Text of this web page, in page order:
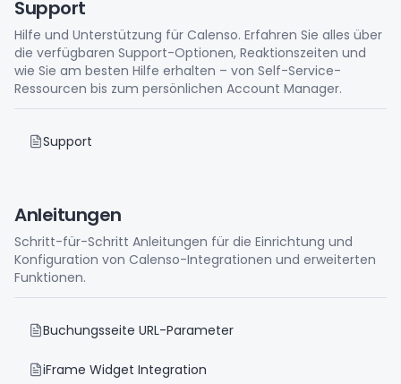
Support
Hilfe und Unterstützung für Calenso. Erfahren Sie alles über
die verfügbaren Support-Optionen, Reaktionszeiten und
wie Sie am besten Hilfe erhalten – von Self-Service-
Ressourcen bis zum persönlichen Account Manager.
Support
Anleitungen
Schritt-für-Schritt Anleitungen für die Einrichtung und
Konfiguration von Calenso-Integrationen und erweiterten
Funktionen.
Buchungsseite URL-Parameter
iFrame Widget Integration